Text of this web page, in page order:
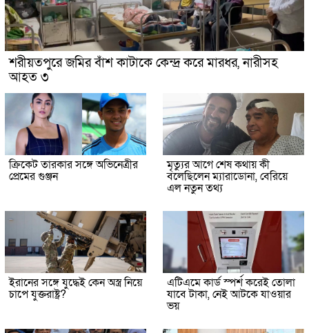
শরীয়তপুরে জমির বাঁশ কাটাকে কেন্দ্র করে মারধর, নারীসহ
আহত ৩
ক্রিকেট তারকার সঙ্গে অভিনেত্রীর
প্রেমের গুঞ্জন
মৃত্যুর আগে শেষ কথায় কী
বলেছিলেন ম্যারাডোনা, বেরিয়ে
এল নতুন তথ্য
ইরানের সঙ্গে যুদ্ধেই কেন অস্ত্র নিয়ে
চাপে যুক্তরাষ্ট্র?
এটিএমে কার্ড স্পর্শ করেই তোলা
যাবে টাকা, নেই আটকে যাওয়ার
ভয়